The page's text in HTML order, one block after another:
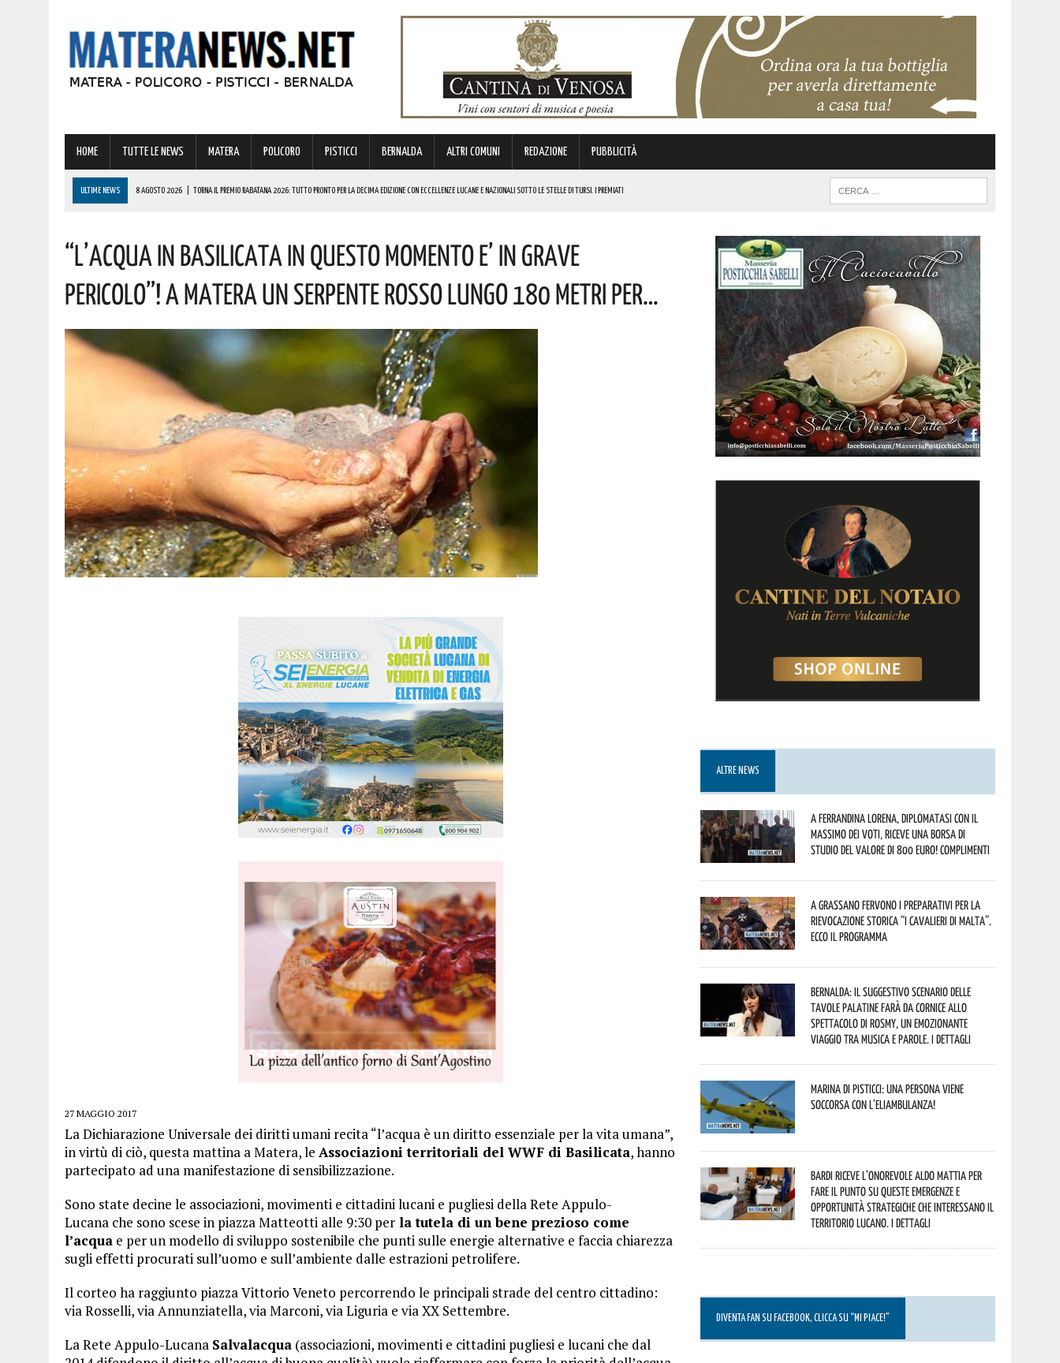
HOME TUTTE LE NEWS MATERA POLICORO PISTICCI BERNALDA ALTRI COMUNI REDAZIONE PUBBLICITÀ
ULTIME NEWS 8 AGOSTO 2026 TORNA IL PREMIO RABATANA 2026: TUTTO PRONTO PER LA DECIMA EDIZIONE CON ECCELLENZE LUCANE E NAZIONALI SOTTO LE STELLE DI TURSI. I PREMIATI
8 AGOSTO 2026
8 AGOSTO 2026 | BASILICATA: GRAVISSIMA AGGRESSIONE IN QUESTO CARCERE! LA DENUNCIA
8 AGOSTO 2026 BASILICATA, RISORSE IDRICHE: PIÙ CAPILLARE IL MONITORAGGIO. AGGIUDICATO APPALTO DA OLTRE 1 MILIONE DI EURO
“L’ACQUA IN BASILICATA IN QUESTO MOMENTO E’ IN GRAVE
PERICOLO”! A MATERA UN SERPENTE ROSSO LUNGO 180 METRI PER…
27 MAGGIO 2017
La Dichiarazione Universale dei diritti umani recita “l’acqua è un diritto essenziale per la vita umana”,
in virtù di ciò, questa mattina a Matera, le Associazioni territoriali del WWF di Basilicata, hanno
partecipato ad una manifestazione di sensibilizzazione.
Sono state decine le associazioni, movimenti e cittadini lucani e pugliesi della Rete Appulo-
Lucana che sono scese in piazza Matteotti alle 9:30 per la tutela di un bene prezioso come
l’acqua e per un modello di sviluppo sostenibile che punti sulle energie alternative e faccia chiarezza
sugli effetti procurati sull’uomo e sull’ambiente dalle estrazioni petrolifere.
Il corteo ha raggiunto piazza Vittorio Veneto percorrendo le principali strade del centro cittadino:
via Rosselli, via Annunziatella, via Marconi, via Liguria e via XX Settembre.
La Rete Appulo-Lucana Salvalacqua (associazioni, movimenti e cittadini pugliesi e lucani che dal
ALTRE NEWS
A Ferrandina Lorena, diplomatasi con il
massimo dei voti, riceve una borsa di
studio del valore di 800 euro! Complimenti
A Grassano fervono i preparativi per la
Rievocazione Storica “I CAVALIERI DI MALTA”.
Ecco il programma
Bernalda: il suggestivo scenario delle
Tavole Palatine farà da cornice allo
spettacolo di Rosmy, un emozionante
viaggio tra musica e parole. I dettagli
Marina di Pisticci: una persona viene
soccorsa con l’eliambulanza!
Bardi riceve l’onorevole Aldo Mattia per
fare il punto su queste emergenze e
opportunità strategiche che interessano il
territorio lucano. I dettagli
DIVENTA FAN SU FACEBOOK, CLICCA SU “MI PIACE!”